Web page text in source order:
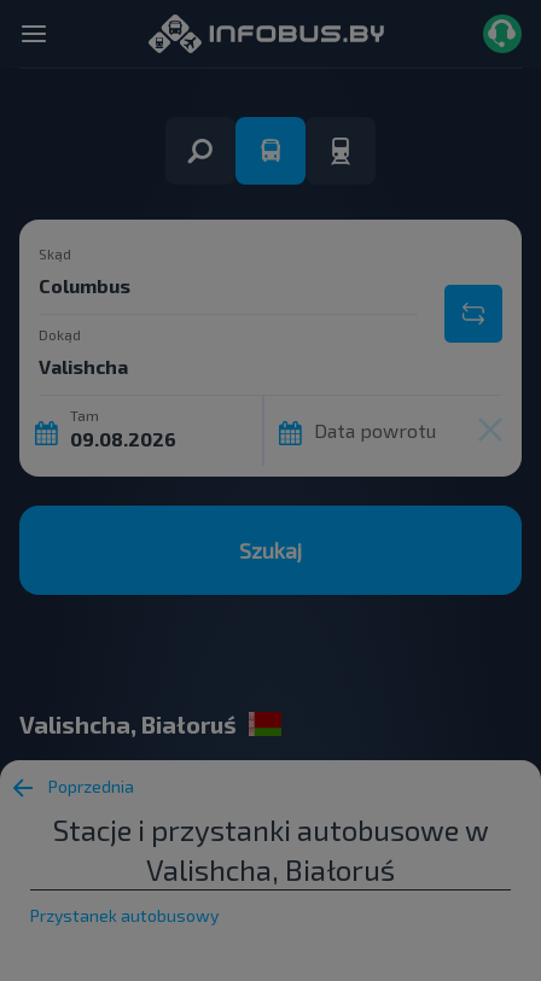
Skąd
Dokąd
Tam
Data powrotu
Szukaj
Valishcha, Białoruś
Poprzednia
Stacje i przystanki autobusowe w
Valishcha, Białoruś
Przystanek autobusowy